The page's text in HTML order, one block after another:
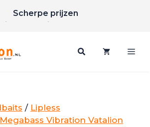
verzending vanaf €85
/ Lipless
Megabass Vibration Vatalion